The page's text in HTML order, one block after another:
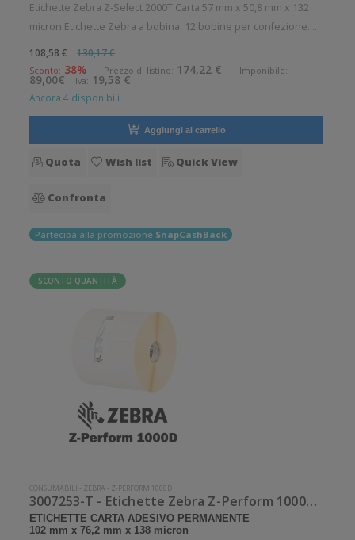
Etichette Zebra Z-Select 2000T Carta 57 mm x 50,8 mm x 132
micron Etichette Zebra a bobina. 12 bobine per confezione.
1370 etichette per bobina. Etichette in carta con adesivo
permanente. Diametro interno: 25 mm. Diametro esterno: 127
mm. Tipo: Sup
108,58 € 130,17 €
Sconto: 38% Prezzo di listino: 174,22 € Imponibile:
89,00€ Iva: 19,58 €
Ancora 4 disponibili
Aggiungi al carrello
Quota Wish list Quick View
Confronta
Partecipa alla promozione SnapCashBack
SCONTO QUANTITÀ
CONSUMABILI - ZEBRA - Z-PERFORM 1000D
3007253-T - Etichette Zebra Z-Perform 1000D Carta
ETICHETTE CARTA ADESIVO PERMANENTE
102 mm x 76,2 mm x 138 micron